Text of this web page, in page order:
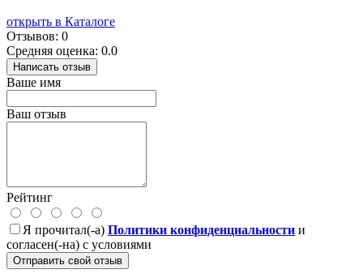
открыть в Каталоге
Отзывов: 0
Средняя оценка: 0.0
Написать отзыв
Ваше имя
Ваш отзыв
Рейтинг
Я прочитал(-а) Политики конфиденциальности и
согласен(-на) с условиями
Отправить свой отзыв